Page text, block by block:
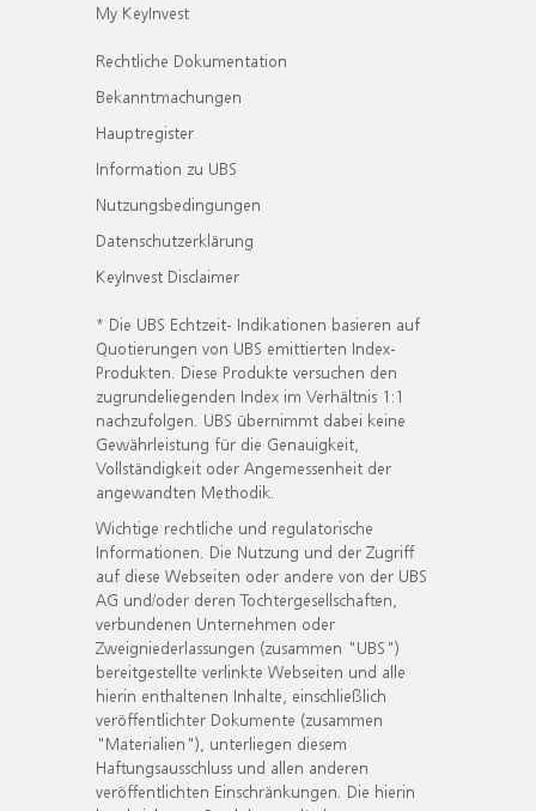
My KeyInvest
Rechtliche Dokumentation
Bekanntmachungen
Hauptregister
Information zu UBS
Nutzungsbedingungen
Datenschutzerklärung
KeyInvest Disclaimer
* Die UBS Echtzeit- Indikationen basieren auf
Quotierungen von UBS emittierten Index-
Produkten. Diese Produkte versuchen den
zugrundeliegenden Index im Verhältnis 1:1
nachzufolgen. UBS übernimmt dabei keine
Gewährleistung für die Genauigkeit,
Vollständigkeit oder Angemessenheit der
angewandten Methodik.
Wichtige rechtliche und regulatorische
Informationen. Die Nutzung und der Zugriff
auf diese Webseiten oder andere von der UBS
AG und/oder deren Tochtergesellschaften,
verbundenen Unternehmen oder
Zweigniederlassungen (zusammen "UBS")
bereitgestellte verlinkte Webseiten und alle
hierin enthaltenen Inhalte, einschließlich
veröffentlichter Dokumente (zusammen
"Materialien"), unterliegen diesem
Haftungsausschluss und allen anderen
veröffentlichten Einschränkungen. Die hierin